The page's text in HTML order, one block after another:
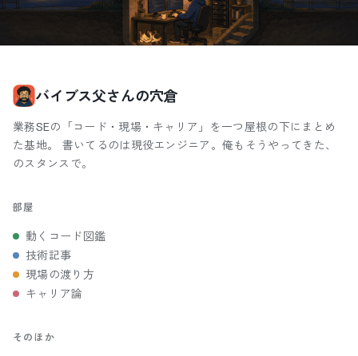
バイブス父さんの穴倉
業務SEの「コード・現場・キャリア」を一つ屋根の下にまとめ
た基地。 書いてるのは現役エンジニア。俺もそうやってきた、
のスタンスで。
部屋
動くコード図鑑
技術記事
現場の渡り方
キャリア論
そのほか